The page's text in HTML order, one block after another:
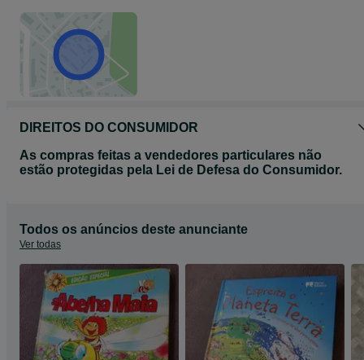
DIREITOS DO CONSUMIDOR
As compras feitas a vendedores particulares não
estão protegidas pela Lei de Defesa do Consumidor.
Todos os anúncios deste anunciante
Ver todas